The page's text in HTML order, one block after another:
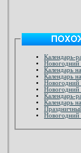
Календарь-
Новогодний
Календарь
Календарь
Новогодний
Новогодний
Календарь-
Календарь
Новогодний